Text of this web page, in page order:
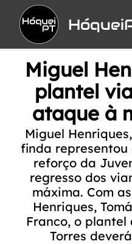
Miguel
plantel
ataque à
Miguel
finda representou
reforço da
regresso dos
máxima. Com
Henriques,
Franco, o plantel
Torres